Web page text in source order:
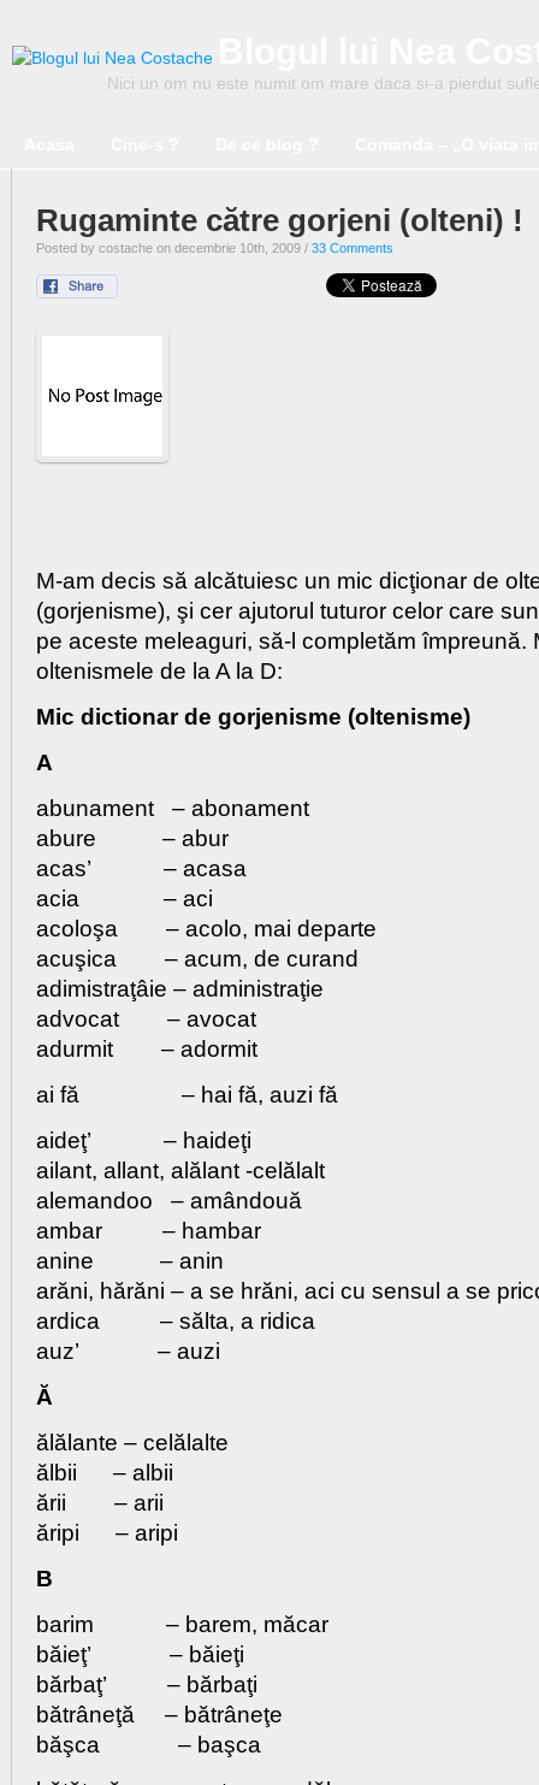
Nici un om nu este numit om mare daca si-a pierdut
Rugaminte către gorjeni (olteni) !
Posted by costache on decembrie 10th, 2009 / 33 Comments
M-am decis să alcătuiesc un mic dicţionar de
(gorjenisme), şi cer ajutorul tuturor celor care
pe aceste meleaguri, să-l completăm împreună.
oltenismele de la A la D:
Mic dictionar de gorjenisme (oltenisme)
A
abunament – abonament
abure – abur
acas’ – acasa
acia – aci
acoloşa – acolo, mai departe
acuşica – acum, de curand
adimistraţâie – administraţie
advocat – avocat
adurmit – adormit
ai fă – hai fă, auzi fă
aideţ’ – haideţi
ailant, allant, alălant -celălalt
alemandoo – amândouă
ambar – hambar
anine – anin
arăni, hărăni – a se hrăni, aci cu sensul a se
ardica – sălta, a ridica
auz’ – auzi
Ă
ălălante – celălalte
ălbii – albii
ării – arii
ăripi – aripi
B
barim – barem, măcar
băieţ’ – băieţi
bărbaţ’ – bărbaţi
bătrâneţă – bătrâneţe
băşca – başca